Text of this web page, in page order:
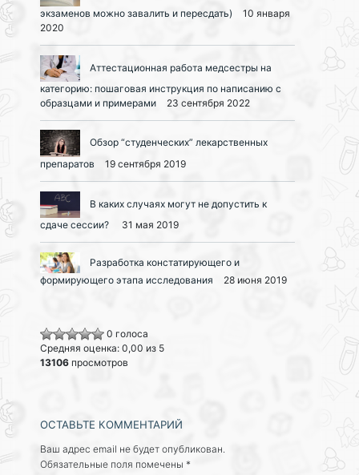
экзаменов можно завалить и пересдать)
10 января
2020
Аттестационная работа медсестры на
категорию: пошаговая инструкция по написанию с
образцами и примерами
23 сентября 2022
Обзор “студенческих” лекарственных
препаратов
19 сентября 2019
В каких случаях могут не допустить к
сдаче сессии?
31 мая 2019
Разработка констатирующего и
формирующего этапа исследования
28 июня 2019
0 голоса
Средняя оценка: 0,00 из 5
13106 просмотров
ОСТАВЬТЕ КОММЕНТАРИЙ
Ваш адрес email не будет опубликован.
Обязательные поля помечены *